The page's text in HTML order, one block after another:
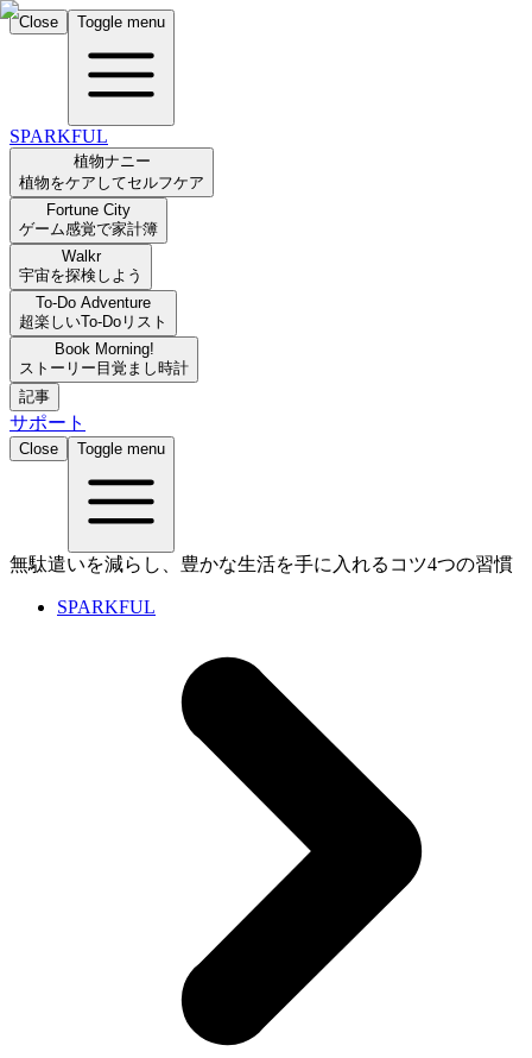
Close Toggle menu
SPARKFUL
植物ナニー
植物をケアしてセルフケア
Fortune City
ゲーム感覚で家計簿
Walkr
宇宙を探検しよう
To-Do Adventure
超楽しいTo-Doリスト
Book Morning!
ストーリー目覚まし時計
記事
サポート
Close Toggle menu
無駄遣いを減らし、豊かな生活を手に入れるコツ4つの習慣
SPARKFUL